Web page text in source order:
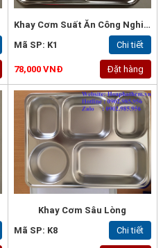
Khay Cơm Suất Ăn Công Nghiệp
Mã SP: K1
Chi tiết
78,000 VNĐ Đặt hàng
Khay Cơm Sâu Lòng
Mã SP: K8
Chi tiết